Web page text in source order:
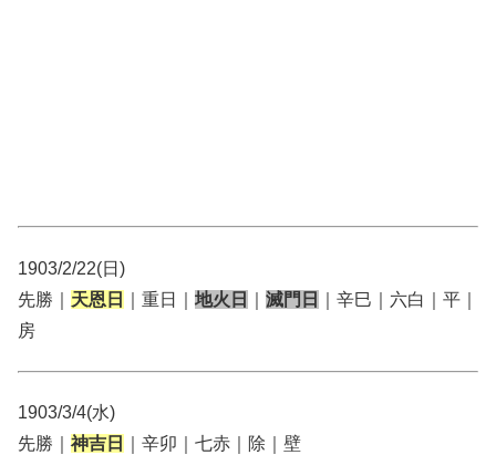
1903/2/22(日)
先勝｜ 天恩日 ｜重日｜ 地火日 滅門日
｜辛巳｜六白｜平｜
房
1903/3/4(水)
先勝｜ 神吉日 ｜辛卯｜七赤｜除｜壁